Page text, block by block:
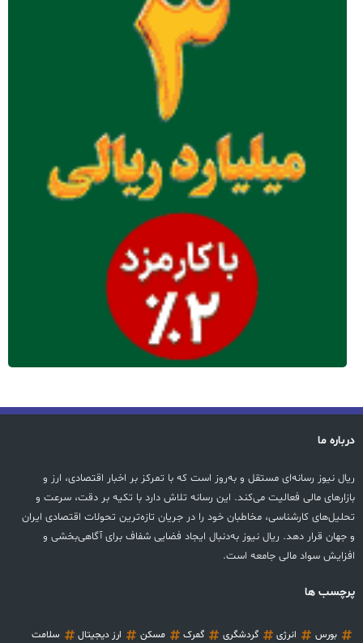
درباره ما
ریال نیوز رسانه‌ای مستقل و به‌روز است که با تمرکز بر اخبار اقتصادی، ارز و
بازارهای مالی فعالیت می‌کند. این رسانه تلاش دارد با تکیه بر دقت، سرعت و
تحلیل‌های کارشناسی، مخاطبان خود را در جریان تازه‌ترین تحولات اقتصادی ایران
و جهان قرار دهد. ریال نیوز به‌دنبال ایجاد فضایی شفاف برای آگاهی‌بخشی و
افزایش سواد مالی جامعه است.
پرچسب ها
بورس انرژی گردشگری گمرک مسکن ارز دیجیتال سلامت